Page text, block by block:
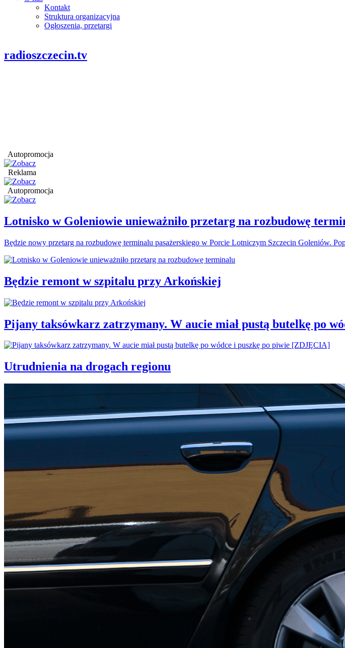
Kontakt
Struktura organizacyjna
Ogłoszenia, przetargi
radioszczecin.tv
Autopromocja
Reklama
Autopromocja
Lotnisko w Goleniowie unieważniło przetarg na rozbudowę
Będzie nowy przetarg na rozbudowę terminalu pasażerskiego w Porcie Lotniczym Szczecin Goleniów.
Będzie remont w szpitalu przy Arkońskiej
Pijany taksówkarz zatrzymany. W aucie miał pustą butelkę po
Utrudnienia na drogach regionu